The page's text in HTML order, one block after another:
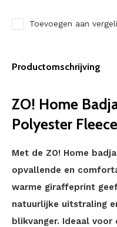
Toevoegen aan
Productomschrijving
ZO! Home
Polyester
Met de ZO! Home
opvallende en
warme giraffeprint
natuurlijke uitstraling
blikvanger. Ideaal voor